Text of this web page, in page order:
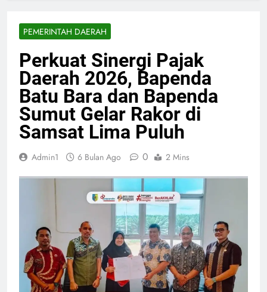
PEMERINTAH DAERAH
Perkuat Sinergi Pajak
Daerah 2026, Bapenda
Batu Bara dan Bapenda
Sumut Gelar Rakor di
Samsat Lima Puluh
Admin1 6 Bulan Ago 0 2 Mins